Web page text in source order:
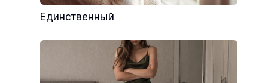
Единственный